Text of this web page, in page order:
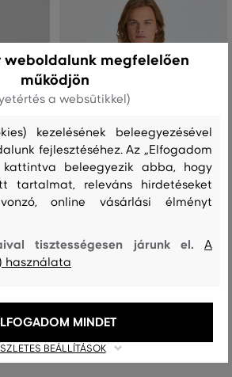
LINEN
AKCIÓ -50%
ING GANT REG POPLIN MICRO
CHECK SHIRT
Elérhető méretek:
weboldalunk megfelelően
működjön
a websütikkel)
kezelésének beleegyezésével
fejlesztéséhez. Az „Elfogadom
beleegyezik abba, hogy
tartalmat, releváns hirdetéseket
online vásárlási élményt
tisztességesen járunk el.A
használata
BEÁLLÍTÁSOK
MINDET